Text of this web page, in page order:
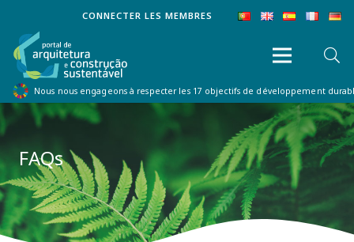
CONNECTER LES MEMBRES
Nous nous engageons à respecter les 17 objectifs de développement
FAQs